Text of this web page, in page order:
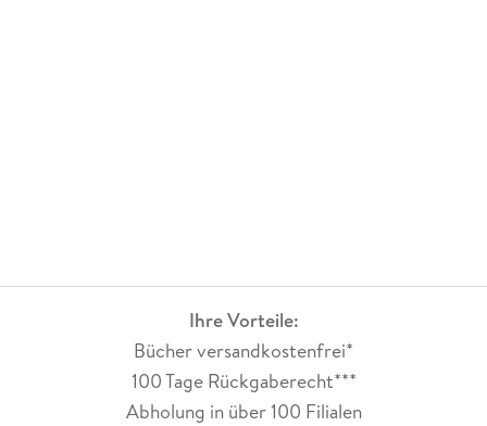
Ihre Vorteile:
Bücher versandkostenfrei*
100 Tage Rückgaberecht***
Abholung in über 100 Filialen